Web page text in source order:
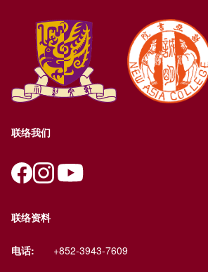
联络我们
联络资料
电话: +852-3943-7609